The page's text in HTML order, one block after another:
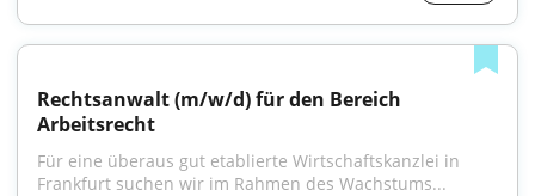
Rechtsanwalt (m/w/d) für den Bereich
Arbeitsrecht
Für eine überaus gut etablierte Wirtschaftskanzlei in
Frankfurt suchen wir im Rahmen des Wachstums...